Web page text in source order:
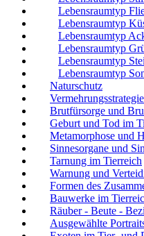
Lebensraumtyp
Lebensraumtyp
Lebensraumtyp
Lebensraumtyp
Lebensraumtyp
Lebensraumtyp
Naturschutz
Brutfürsorge und
Geburt und Tod im
Metamorphose und
Sinnesorgane und
Tarnung im Tierreich
Warnung und
Formen des
Bauwerke im
Räuber - Beute -
Ausgewählte